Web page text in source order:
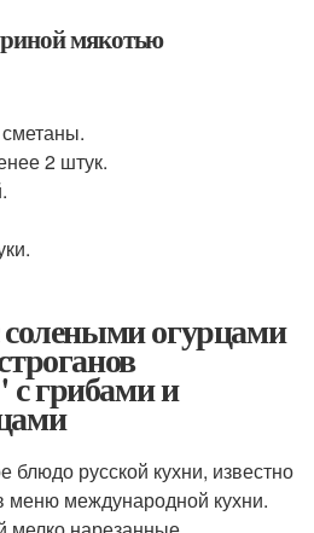
мякотью
2 штук.
солеными огурцами
грибами и
русской кухни, известно
меню международной кухни.